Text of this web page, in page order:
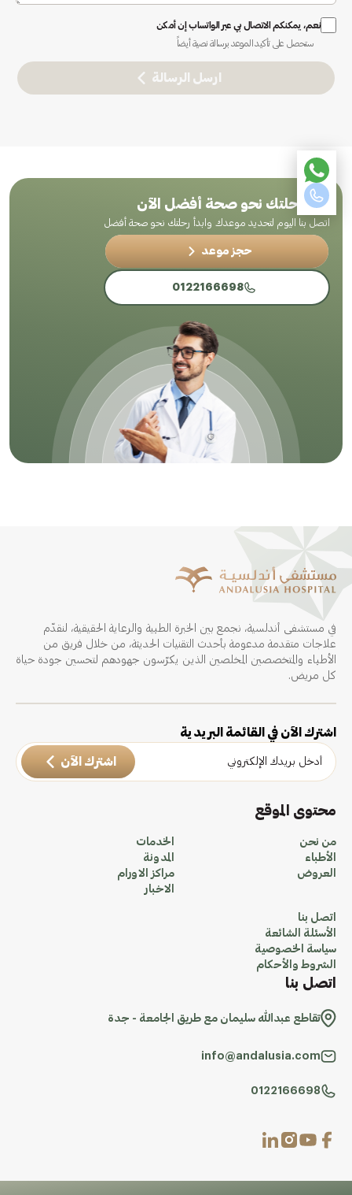
نعم، يمكنكم الاتصال بي عبر الواتساب إن أمكن
ستحصل على تأكيد الموعد برسالة نصية أيضاً
ارسل الرسالة
ابدأ رحلتك نحو صحة أفضل الآن
اتصل بنا اليوم لتحديد موعدك وابدأ رحلتك نحو صحة أفضل
حجز موعد
0122166698
في مستشفى أندلسية، نجمع بين الخبرة الطبية والرعاية الحقيقية، لنقدّم
علاجات متقدمة مدعومة بأحدث التقنيات الحديثة، من خلال فريق من
الأطباء والمتخصصين المخلصين الذين يكرّسون جهودهم لتحسين جودة حياة
كل مريض.
اشترك الآن في القائمة البريدية
اشترك الآن
محتوى الموقع
من نحن
الأطباء
العروض
الخدمات
المدونة
مراكز الاورام
الاخبار
اتصل بنا
الأسئلة الشائعة
سياسة الخصوصية
الشروط والأحكام
اتصل بنا
تقاطع عبدالله سليمان مع طريق الجامعة - جدة
info@andalusia.com
0122166698